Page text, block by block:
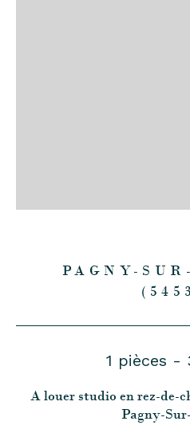
PAGNY-
1 pièces -
A louer studio en rez-de-
Pagny-